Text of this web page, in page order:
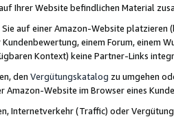
Ihrer Website befindlichen Material
Sie auf einer Amazon-Website
einem Forum, einem
Kontext) keine Partner-Links
den Vergütungskatalog zu umgehen
Amazon-Website im Browser eines
Internetverkehr (Traffic) oder